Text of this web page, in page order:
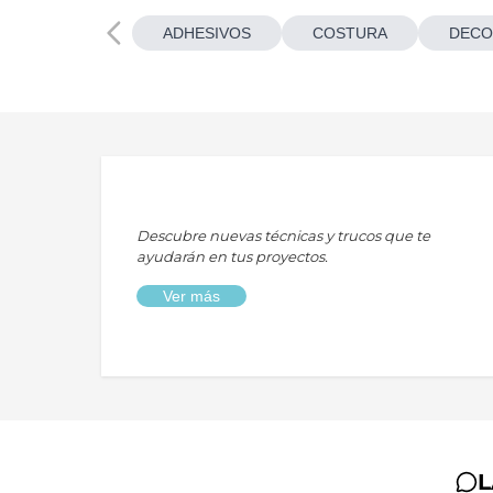
ADHESIVOS COSTURA
Descubre nuevas técnicas y trucos que te
ayudarán en tus proyectos.
Ver más